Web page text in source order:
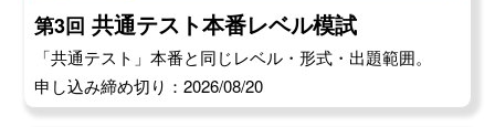
第3回 共通テスト本番レベル模試
「共通テスト」本番と同じレベル・形式・出題範囲。
申し込み締め切り：2026/08/20